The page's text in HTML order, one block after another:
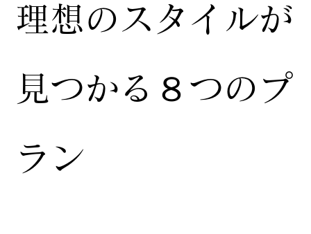
​理想のスタイルが
見つかる８つのプ
ラン